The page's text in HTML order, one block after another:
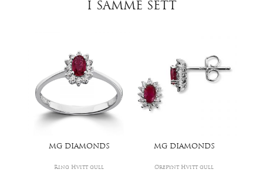
I SAMME SETT
MG DIAMONDS
Ring Hvitt gull
MG DIAMONDS
Ørepynt Hvitt gull